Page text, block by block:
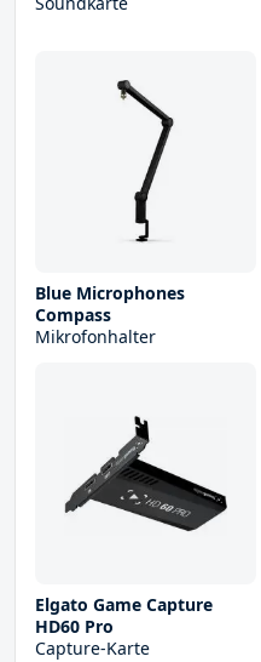
Blue Microphones
Compass
Mikrofonhalter
Elgato Game Capture
HD60 Pro
Capture-Karte